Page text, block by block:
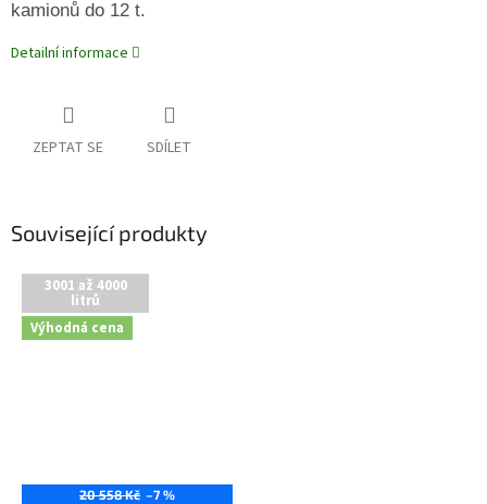
kamionů do 12 t.
Detailní informace
ZEPTAT SE SDÍLET
Související produkty
3001 až 4000
litrů
Výhodná cena
20 558 Kč –7 %